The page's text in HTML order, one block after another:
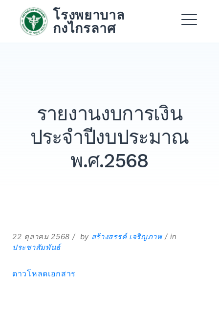
content
โรงพยาบาล
กงไกรลาศ
รายงานงบการเงิน
ประจำปีงบประมาณ
พ.ศ.2568
22 ตุลาคม 2568 by สร้างสรรค์ เจริญภาพ
in
ประชาสัมพันธ์
ดาวโหลดเอกสาร